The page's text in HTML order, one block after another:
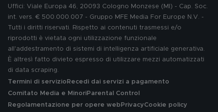
Uffici: Viale Europa 46, 20093 Cologno Monzese (MI) - Cap. Soc.
int. vers. € 500.000.007 - Gruppo MFE Media For Europe N.V. -
Tutti i diritti riservati. Rispetto ai contenuti trasmessi e/o
riprodotti è vietata ogni utilizzazione funzionale
all'addestramento di sistemi di intelligenza artificiale generativa.
È altresì fatto divieto espresso di utilizzare mezzi automatizzati
di data scraping.
Termini di servizio Recedi dai servizi a pagamento
Comitato Media e MinoriParental Control
Regolamentazione per opere web PrivacyCookie policy